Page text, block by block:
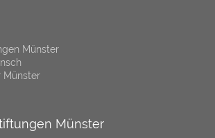
Münster
Münster
Münster